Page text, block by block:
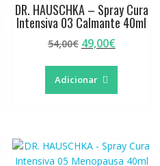
DR. HAUSCHKA – Spray Cura
Intensiva 03 Calmante 40ml
54,00€ O
original
era:
49,00€O
Adicionar